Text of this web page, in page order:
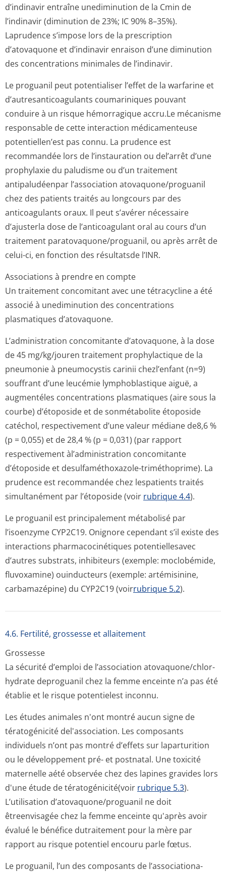
d’indinavir entraîne unediminution de la Cmin de
l’indinavir (diminution de 23%; IC 90% 8–35%).
Laprudence s’impose lors de la prescription
d’atovaquone et d’indinavir enraison d’une diminution
des concentrations minimales de l’indinavir.
Le proguanil peut potentialiser l’effet de la warfarine et
d’autresantico­agulants coumariniques pouvant
conduire à un risque hémorragique accru.Le mécanisme
responsable de cette interaction médicamenteuse
potentiellen’est pas connu. La prudence est
recommandée lors de l’instauration ou del’arrêt d’une
prophylaxie du paludisme ou d’un traitement
antipaludéenpar l’association atovaquone/pro­guanil
chez des patients traités au longcours par des
anticoagulants oraux. Il peut s’avérer nécessaire
d’ajusterla dose de l’anticoagulant oral au cours d’un
traitement paratovaquone/pro­guanil, ou après arrêt de
celui-ci, en fonction des résultatsde l’INR.
Associations à prendre en compte
Un traitement concomitant avec une tétracycline a été
associé à unediminution des concentrations
plasmatiques d’atovaquone.
L’administration concomitante d’atovaquone, à la dose
de 45 mg/kg/jouren traitement prophylactique de la
pneumonie à pneumocystis carinii chezl’enfant (n=9)
souffrant d’une leucémie lymphoblastique aiguë, a
augmentéles concentrations plasmatiques (aire sous la
courbe) d’étoposide et de sonmétabolite étoposide
catéchol, respectivement d’une valeur médiane de8,6 %
(p = 0,055) et de 28,4 % (p = 0,031) (par rapport
respectivement àl’administration concomitante
d’étoposide et desulfaméthoxazole-triméthoprime). La
prudence est recommandée chez lespatients traités
simultanément par l’étoposide (voir rubrique 4.4).
Le proguanil est principalement métabolisé par
l’isoenzyme CYP2C19. Onignore cependant s’il existe des
interactions pharmacocinétiques potentiellesavec
d’autres substrats, inhibiteurs (exemple: moclobémide,
fluvoxamine) ouinducteurs (exemple: artémisinine,
carbamazépine) du CYP2C19 (voirrubrique 5.2).
4.6. Fertilité, grossesse et allaitement
Grossesse
La sécurité d’emploi de l’association atovaquone/chlor­
hydrate deproguanil chez la femme enceinte n’a pas été
établie et le risque potentielest inconnu.
Les études animales n'ont montré aucun signe de
tératogénicité del'association. Les composants
individuels n’ont pas montré d’effets sur laparturition
ou le développement pré- et postnatal. Une toxicité
maternelle aété observée chez des lapines gravides lors
d'une étude de tératogénicité(voir rubrique 5.3).
L’utilisation d’atovaquone/pro­guanil ne doit
êtreenvisagée chez la femme enceinte qu'après avoir
évalué le bénéfice dutraitement pour la mère par
rapport au risque potentiel encouru parle fœtus.
Le proguanil, l’un des composants de l’associationa­